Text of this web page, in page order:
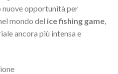
opportunità per
mondo del ice fishing game,
ancora più intensa e